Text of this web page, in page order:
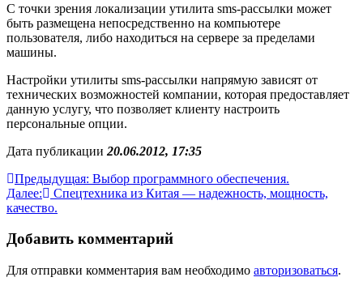
С точки зрения локализации утилита sms-рассылки может
быть размещена непосредственно на компьютере
пользователя, либо находиться на сервере за пределами
машины.
Настройки утилиты sms-рассылки напрямую зависят от
технических возможностей компании, которая предоставляет
данную услугу, что позволяет клиенту настроить
персональные опции.
Дата публикации 20.06.2012, 17:35
Навигация
по
Предыдущая: Выбор программного обеспечения.
Далее:
Спецтехника из Китая — надежность, мощность,
качество.
Добавить комментарий
Для отправки комментария вам необходимо авторизоваться.